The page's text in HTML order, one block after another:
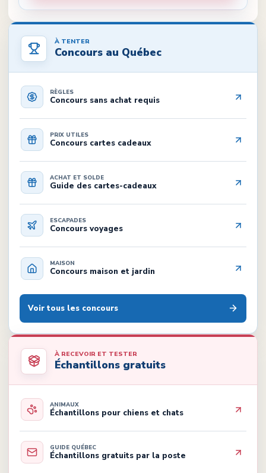
À TENTER
Concours au Québec
RÈGLES
Concours sans achat requis
PRIX UTILES
Concours cartes cadeaux
ACHAT ET SOLDE
Guide des cartes-cadeaux
ESCAPADES
Concours voyages
MAISON
Concours maison et jardin
Voir tous les concours
À RECEVOIR ET TESTER
Échantillons gratuits
ANIMAUX
Échantillons pour chiens et chats
GUIDE QUÉBEC
Échantillons gratuits par la poste